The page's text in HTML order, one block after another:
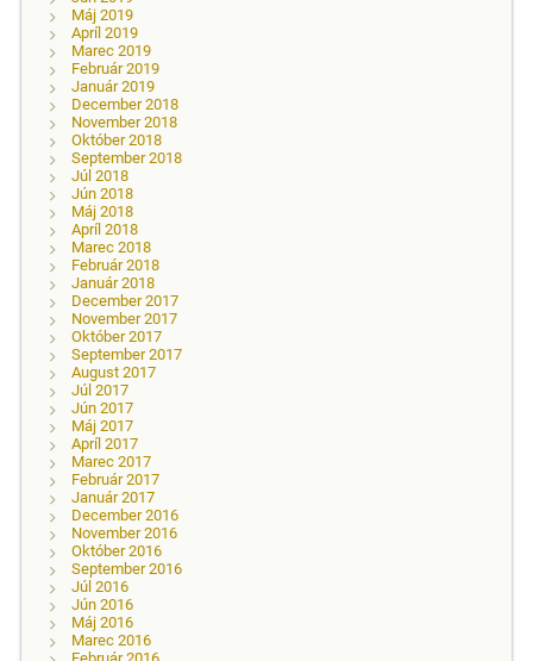
Máj 2019
Apríl 2019
Marec 2019
Február 2019
Január 2019
December 2018
November 2018
Október 2018
September 2018
Júl 2018
Jún 2018
Máj 2018
Apríl 2018
Marec 2018
Február 2018
Január 2018
December 2017
November 2017
Október 2017
September 2017
August 2017
Júl 2017
Jún 2017
Máj 2017
Apríl 2017
Marec 2017
Február 2017
Január 2017
December 2016
November 2016
Október 2016
September 2016
Júl 2016
Jún 2016
Máj 2016
Marec 2016